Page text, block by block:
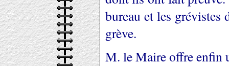
bureau et les grévistes
grève.
M. le Maire offre enfin